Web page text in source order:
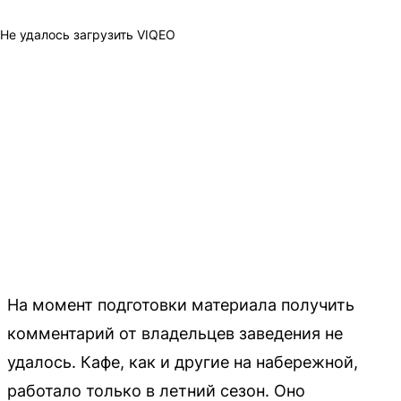
Не удалось загрузить VIQEO
На момент подготовки материала получить
комментарий от владельцев заведения не
удалось. Кафе, как и другие на набережной,
работало только в летний сезон. Оно